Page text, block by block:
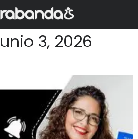
3, 2026